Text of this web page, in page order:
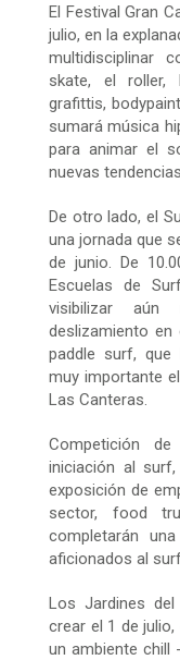
El Festival Gran
julio, en la
multidisciplinar
skate, el roller,
grafittis,
sumará música
para animar el
nuevas
De otro lado, el
una jornada que
de junio. De
Escuelas de
visibilizar
deslizamiento en
paddle surf, que
muy importante
Las Canteras.
Competición
iniciación al
exposición de
sector, food
completarán
aficionados al
Los Jardines
crear el 1 de
un ambiente chill